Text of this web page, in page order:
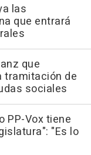
las
que entrará
que
tramitación de
sociales
PP-Vox tiene
"Es lo